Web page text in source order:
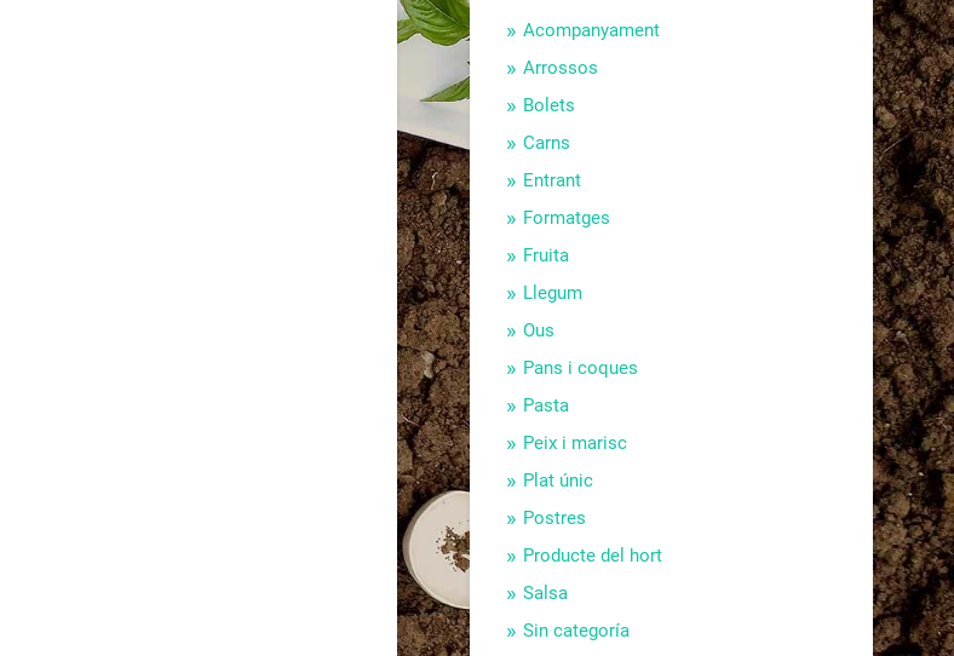
Acompanyament
Arrossos
Bolets
Carns
Entrant
Formatges
Fruita
Llegum
Ous
Pans i coques
Pasta
Peix i marisc
Plat únic
Postres
Producte del hort
Salsa
Sin categoría